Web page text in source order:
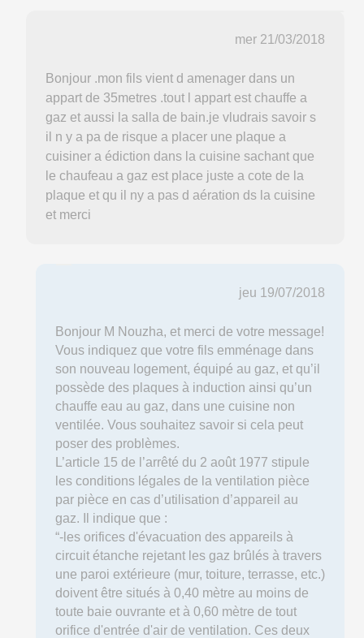
mer 21/03/2018
Bonjour .mon fils vient d amenager dans un
appart de 35metres .tout l appart est chauffe a
gaz et aussi la salla de bain.je vludrais savoir s
il n y a pa de risque a placer une plaque a
cuisiner a édiction dans la cuisine sachant que
le chaufeau a gaz est place juste a cote de la
plaque et qu il ny a pas d aération ds la cuisine
et merci
jeu 19/07/2018
Bonjour M Nouzha, et merci de votre message!
Vous indiquez que votre fils emménage dans
son nouveau logement, équipé au gaz, et qu’il
possède des plaques à induction ainsi qu’un
chauffe eau au gaz, dans une cuisine non
ventilée. Vous souhaitez savoir si cela peut
poser des problèmes.
L’article 15 de l’arrêté du 2 août 1977 stipule
les conditions légales de la ventilation pièce
par pièce en cas d’utilisation d’appareil au
gaz. Il indique que :
“-les orifices d'évacuation des appareils à
circuit étanche rejetant les gaz brûlés à travers
une paroi extérieure (mur, toiture, terrasse, etc.)
doivent être situés à 0,40 mètre au moins de
toute baie ouvrante et à 0,60 mètre de tout
orifice d'entrée d'air de ventilation. Ces deux